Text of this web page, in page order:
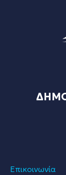
Επικοινωνία